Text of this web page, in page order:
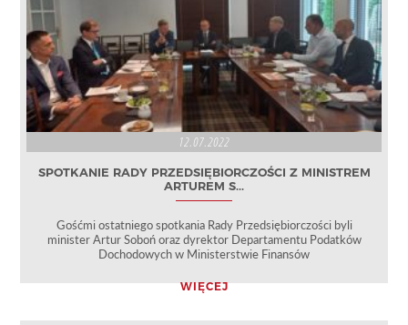
12.07.2022
SPOTKANIE RADY PRZEDSIĘBIORCZOŚCI Z MINISTREM
ARTUREM S...
Gośćmi ostatniego spotkania Rady Przedsiębiorczości byli
minister Artur Soboń oraz dyrektor Departamentu Podatków
Dochodowych w Ministerstwie Finansów
WIĘCEJ